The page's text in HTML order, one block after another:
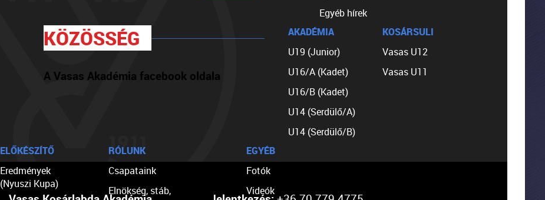
KÖZÖSSÉG
A Vasas Akadémia facebook oldala
Egyéb hírek
AKADÉMIA
U19 (Junior)
U16/A (Kadet)
U16/B (Kadet)
U14 (Serdülő/A)
U14 (Serdülő/B)
KOSÁRSULI
Vasas U12
Vasas U11
ELŐKÉSZÍTŐ
Eredmények
(Nyuszi Kupa)
RÓLUNK
Csapataink
Elnökség, stáb,
EGYÉB
Fotók
Videók